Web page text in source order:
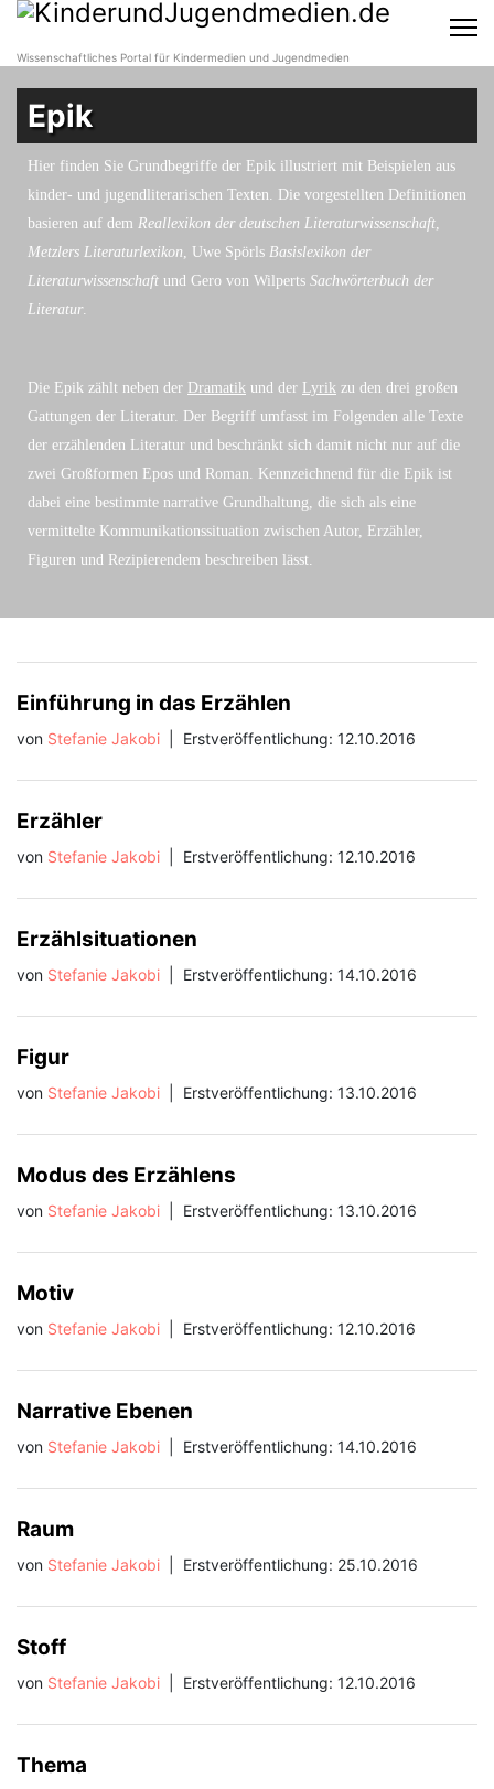
Wissenschaftliches Portal für Kindermedien und Jugendmedien
Epik
Hier finden Sie Grundbegriffe der Epik illustriert mit Beispielen aus
kinder- und jugendliterarischen Texten. Die vorgestellten Definitionen
basieren auf dem Reallexikon der deutschen Literaturwissenschaft,
Metzlers Literaturlexikon, Uwe Spörls Basislexikon der
Literaturwissenschaft und Gero von Wilperts Sachwörterbuch der
Literatur.
Die Epik zählt neben der Dramatik und der Lyrik zu den drei großen
Gattungen der Literatur. Der Begriff umfasst im Folgenden alle Texte
der erzählenden Literatur und beschränkt sich damit nicht nur auf die
zwei Großformen Epos und Roman. Kennzeichnend für die Epik ist
dabei eine bestimmte narrative Grundhaltung, die sich als eine
vermittelte Kommunikationssituation zwischen Autor, Erzähler,
Figuren und Rezipierendem beschreiben lässt.
Einführung in das Erzählen
von Stefanie Jakobi Erstveröffentlichung: 12.10.2016
Erzähler
von Stefanie Jakobi Erstveröffentlichung: 12.10.2016
Erzählsituationen
von Stefanie Jakobi Erstveröffentlichung: 14.10.2016
Figur
von Stefanie Jakobi Erstveröffentlichung: 13.10.2016
Modus des Erzählens
von Stefanie Jakobi Erstveröffentlichung: 13.10.2016
Motiv
von Stefanie Jakobi Erstveröffentlichung: 12.10.2016
Narrative Ebenen
von Stefanie Jakobi Erstveröffentlichung: 14.10.2016
Raum
von Stefanie Jakobi Erstveröffentlichung: 25.10.2016
Stoff
von Stefanie Jakobi Erstveröffentlichung: 12.10.2016
Thema